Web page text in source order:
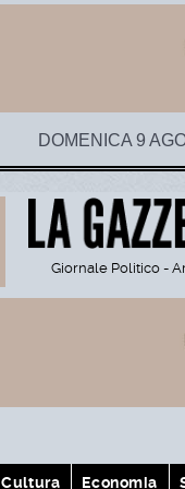
DOMENICA 9
Giornale Politico -
Cultura Economia